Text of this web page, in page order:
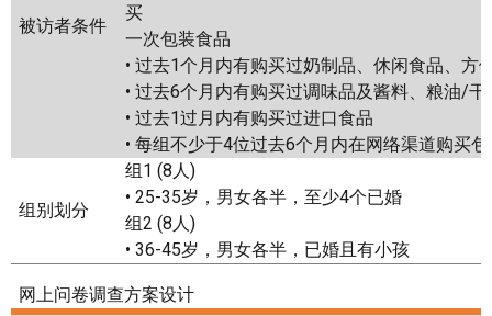
被访者条件
买
一次包装食品
• 过去1个月内有购买过奶制品、休闲食品、方
• 过去6个月内有购买过调味品及酱料、粮油/
• 过去1过月内有购买过进口食品
• 每组不少于4位过去6个月内在网络渠道购买
组别划分
组1 (8人)
• 25-35岁，男女各半，至少4个已婚
组2 (8人)
• 36-45岁，男女各半，已婚且有小孩
网上问卷调查方案设计